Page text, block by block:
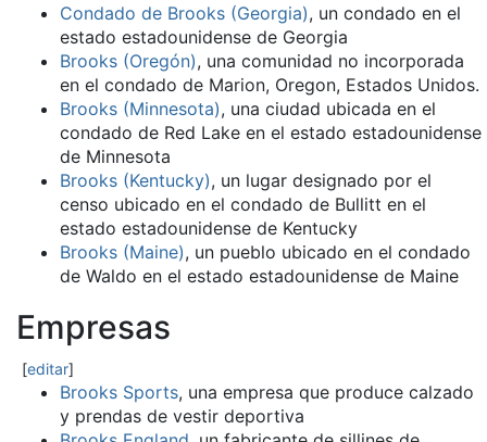
Condado de Brooks (Georgia), un condado en el
estado estadounidense de Georgia
Brooks (Oregón), una comunidad no incorporada
en el condado de Marion, Oregon, Estados Unidos.
Brooks (Minnesota), una ciudad ubicada en el
condado de Red Lake en el estado estadounidense
de Minnesota
Brooks (Kentucky), un lugar designado por el
censo ubicado en el condado de Bullitt en el
estado estadounidense de Kentucky
Brooks (Maine), un pueblo ubicado en el condado
de Waldo en el estado estadounidense de Maine
Empresas
[editar]
Brooks Sports, una empresa que produce calzado
y prendas de vestir deportiva